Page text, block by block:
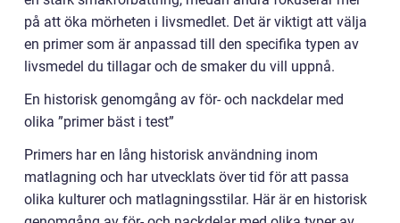
på att öka mörheten i livsmedlet. Det är viktigt att välja
en primer som är anpassad till den specifika typen av
livsmedel du tillagar och de smaker du vill uppnå.
En historisk genomgång av för- och nackdelar med
olika ”primer bäst i test”
Primers har en lång historisk användning inom
matlagning och har utvecklats över tid för att passa
olika kulturer och matlagningsstilar. Här är en historisk